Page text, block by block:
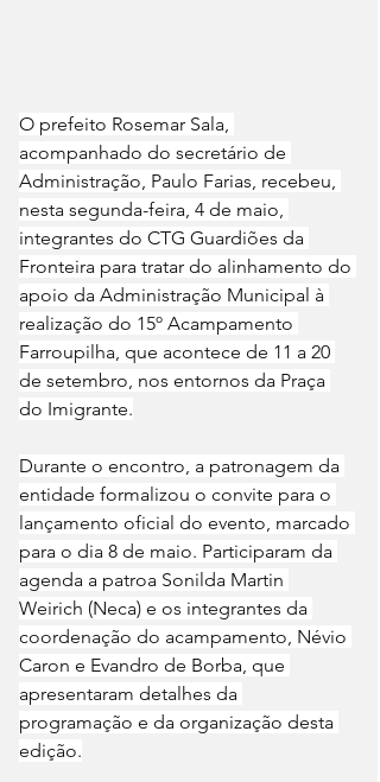
O prefeito Rosemar Sala,
acompanhado do secretário de
Administração, Paulo Farias, recebeu,
nesta segunda-feira, 4 de maio,
integrantes do CTG Guardiões da
Fronteira para tratar do alinhamento do
apoio da Administração Municipal à
realização do 15º Acampamento
Farroupilha, que acontece de 11 a 20
de setembro, nos entornos da Praça
do Imigrante.
Durante o encontro, a patronagem da
entidade formalizou o convite para o
lançamento oficial do evento, marcado
para o dia 8 de maio. Participaram da
agenda a patroa Sonilda Martin
Weirich (Neca) e os integrantes da
coordenação do acampamento, Névio
Caron e Evandro de Borba, que
apresentaram detalhes da
programação e da organização desta
edição.